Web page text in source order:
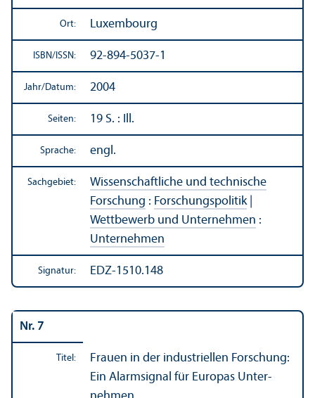
Ort: Luxembourg
ISBN/ ISSN: 92-894-5037-1
Jahr/Datum: 2004
Seiten: 19 S. : Ill.
Sprache: engl.
Sachgebiet:
Wissenschaft­liche und technische
Forschung : Forschungs­politik|
Wettbewerb und Unter­nehmen :
Unter­nehmen
Signatur: EDZ-1510.148
Nr. 7
Titel:
Frauen in der industriellen Forschung:
Ein Alarmsignal für Europas Unter­